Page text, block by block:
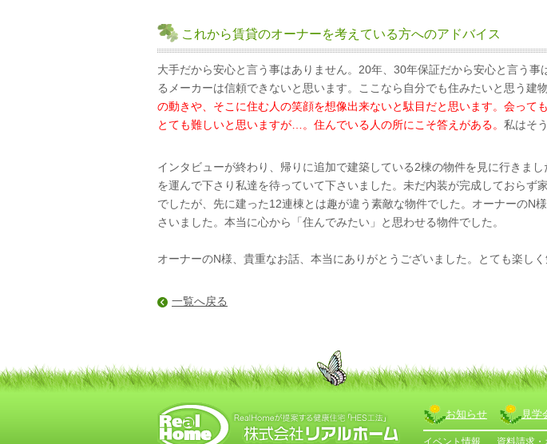
これから賃貸のオーナーを考えている方へのアドバイス
大手だから安心と言う事はありません。20年、30年保証だから安心と言う事
るメーカーは信頼できないと思います。ここなら自分でも住みたいと思う建
の動きや、そこに住む人の笑顔を想像出来ないと駄目だと思います。会って
とても難しいと思いますが…。住んでいる人の所にこそ答えがある。 私はそ
インタビューが終わり、帰りに追加で建築している2棟の物件を見に行きま
を運んで下さり私達を待っていて下さいました。未だ内装が完成しておらず
でしたが、先に建った12連棟とは趣が違う素敵な物件でした。オーナーのN
さいました。本当に心から「住んでみたい」と思わせる物件でした。
オーナーのN様、貴重なお話、本当にありがとうございました。とても楽し
一覧へ戻る
お知らせ 見学
イベント情報 資料請求